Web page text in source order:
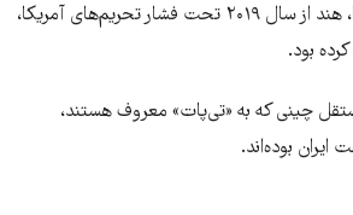
تا پیش از معافیت آمریکا، هند از سال ۲۰۱۹ تحت فشار تحریم‌های آمریکا،
بود.
چینی که به «تی‌پات» معروف هستند،
ایران بوده‌اند.